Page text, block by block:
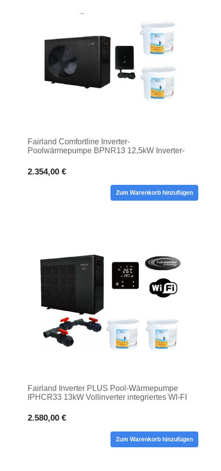
Fairland Comfortline Inverter-
Poolwärmepumpe BPNR13 12,5kW Inverter-
2.354,00 €
Zum Warenkorb hinzufügen
Fairland Inverter PLUS Pool-Wärmepumpe
IPHCR33 13kW Vollinverter integriertes WI-FI
2.580,00 €
Zum Warenkorb hinzufügen